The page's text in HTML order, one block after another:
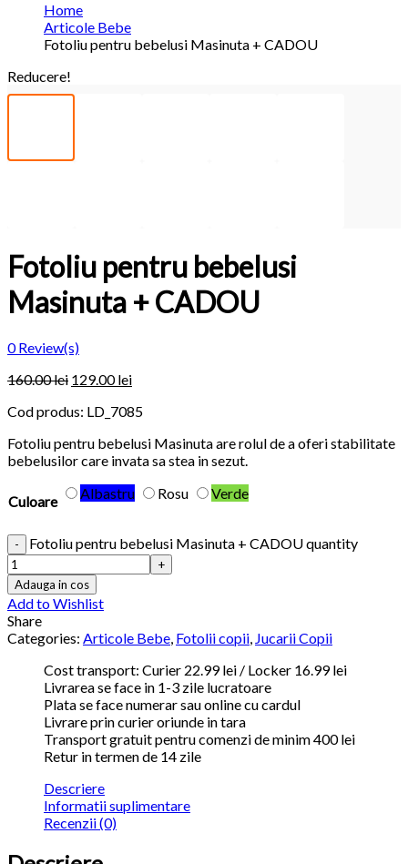
Home
Articole Bebe
Fotoliu pentru bebelusi Masinuta + CADOU
Reducere!
Fotoliu pentru bebelusi
Masinuta + CADOU
0Review(s)
160.00 lei 129.00 lei
Cod produs: LD_7085
Fotoliu pentru bebelusi Masinuta are rolul de a oferi stabilitate
bebelusilor care invata sa stea in sezut.
Culoare Albastru Rosu Verde
Fotoliu pentru bebelusi Masinuta + CADOU quantity
Adauga in cos
Add to Wishlist
Share
Categories: Articole Bebe, Fotolii copii, Jucarii Copii
Cost transport: Curier 22.99 lei / Locker 16.99 lei
Livrarea se face in 1-3 zile lucratoare
Plata se face numerar sau online cu cardul
Livrare prin curier oriunde in tara
Transport gratuit pentru comenzi de minim 400 lei
Retur in termen de 14 zile
Descriere
Informatii suplimentare
Recenzii (0)